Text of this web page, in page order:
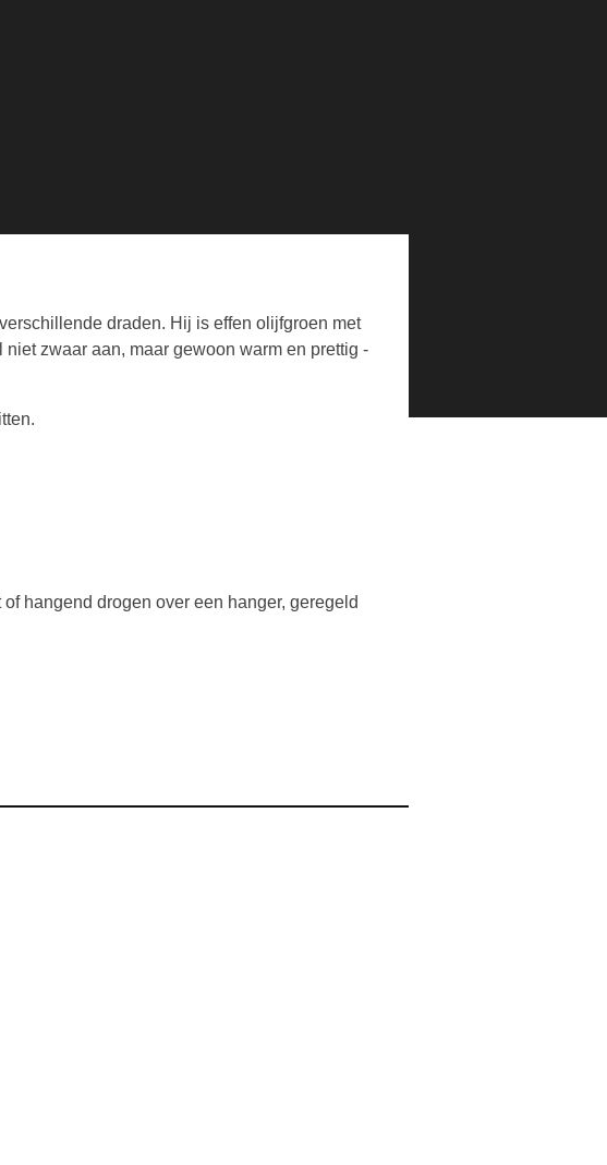
draden. Hij is effen olijfgroen met
zwaar aan, maar gewoon warm en prettig -
hangend drogen over een hanger, geregeld